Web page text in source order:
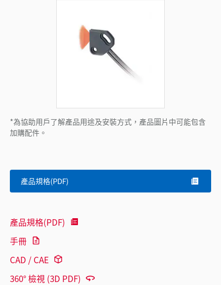
*為協助用戶了解產品用途及安裝方式，產品圖片中可能包含
加購配件。
產品規格(PDF)
產品規格(PDF)
手冊
CAD / CAE
360° 檢視 (3D PDF)